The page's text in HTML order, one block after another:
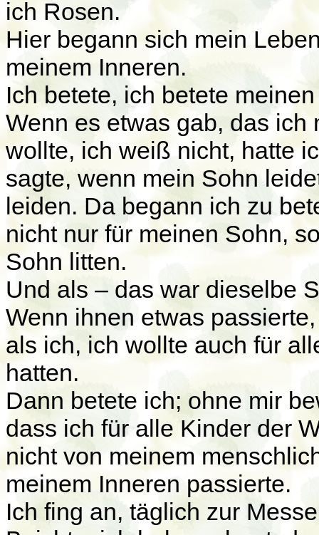
ich Rosen.
Hier begann sich mein
meinem Inneren.
Ich betete, ich betete
Wenn es etwas gab, das
wollte, ich weiß nicht, hatte
sagte, wenn mein Sohn
leiden. Da begann ich zu
nicht nur für meinen Sohn,
Sohn litten.
Und als – das war dieselbe
Wenn ihnen etwas
als ich, ich wollte auch für
hatten.
Dann betete ich; ohne mir
dass ich für alle Kinder der
nicht von meinem
meinem Inneren passierte.
Ich fing an, täglich zur